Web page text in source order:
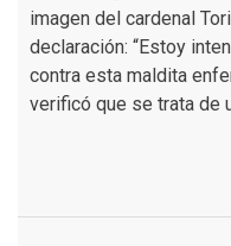
imagen del cardenal
declaración: “Estoy
contra esta maldita
verificó que se trata de